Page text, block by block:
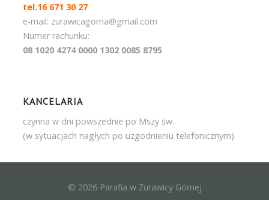
tel.16 671 30 27
e-mail: zurawicagorna@gmail.com
Numer rachunku:
08 1020 4274 0000 1302 0085 8795
KANCELARIA
czynna w dni powszednie po Mszy św.
(w sytuacjach nagłych po uzgodnieniu telefonicznym)
© 2026 Parafia w Żurawicy Górnej